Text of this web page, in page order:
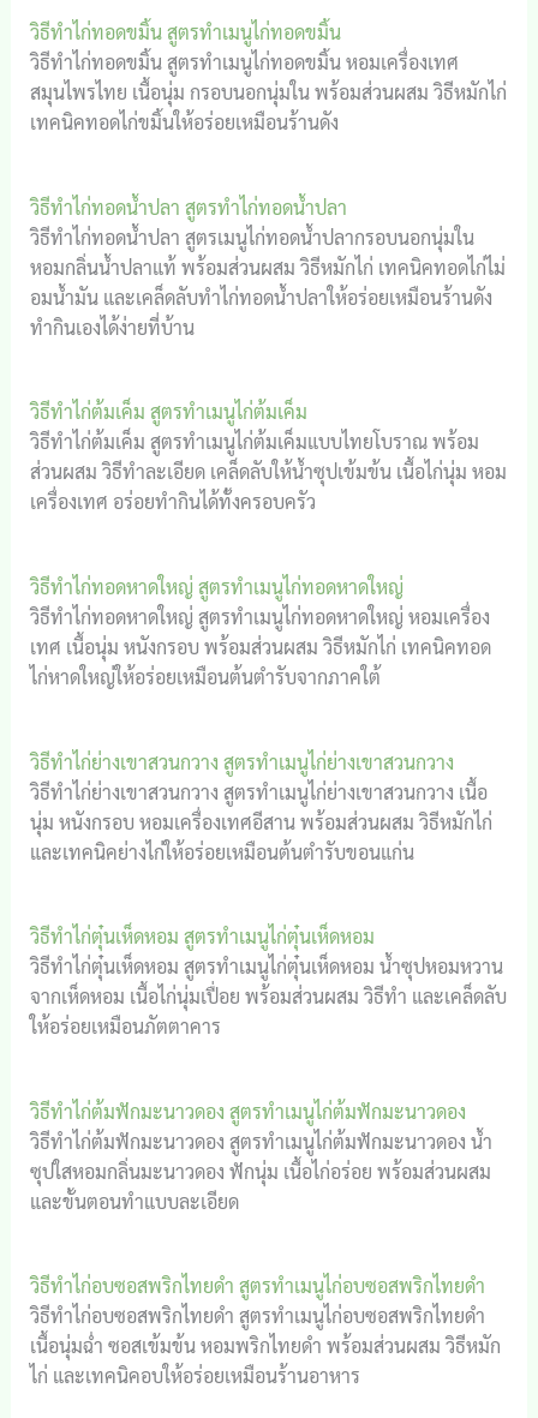
วิธีทำไก่ทอดขมิ้น สูตรทำเมนูไก่ทอดขมิ้น
วิธีทำไก่ทอดขมิ้น สูตรทำเมนูไก่ทอดขมิ้น หอมเครื่องเทศ
สมุนไพรไทย เนื้อนุ่ม กรอบนอกนุ่มใน พร้อมส่วนผสม วิธีหมักไก่
เทคนิคทอดไก่ขมิ้นให้อร่อยเหมือนร้านดัง
วิธีทำไก่ทอดน้ำปลา สูตรทำไก่ทอดน้ำปลา
วิธีทำไก่ทอดน้ำปลา สูตรเมนูไก่ทอดน้ำปลากรอบนอกนุ่มใน
หอมกลิ่นน้ำปลาแท้ พร้อมส่วนผสม วิธีหมักไก่ เทคนิคทอดไก่ไม่
อมน้ำมัน และเคล็ดลับทำไก่ทอดน้ำปลาให้อร่อยเหมือนร้านดัง
ทำกินเองได้ง่ายที่บ้าน
วิธีทำไก่ต้มเค็ม สูตรทำเมนูไก่ต้มเค็ม
วิธีทำไก่ต้มเค็ม สูตรทำเมนูไก่ต้มเค็มแบบไทยโบราณ พร้อม
ส่วนผสม วิธีทำละเอียด เคล็ดลับให้น้ำซุปเข้มข้น เนื้อไก่นุ่ม หอม
เครื่องเทศ อร่อยทำกินได้ทั้งครอบครัว
วิธีทำไก่ทอดหาดใหญ่ สูตรทำเมนูไก่ทอดหาดใหญ่
วิธีทำไก่ทอดหาดใหญ่ สูตรทำเมนูไก่ทอดหาดใหญ่ หอมเครื่อง
เทศ เนื้อนุ่ม หนังกรอบ พร้อมส่วนผสม วิธีหมักไก่ เทคนิคทอด
ไก่หาดใหญ่ให้อร่อยเหมือนต้นตำรับจากภาคใต้
วิธีทำไก่ย่างเขาสวนกวาง สูตรทำเมนูไก่ย่างเขาสวนกวาง
วิธีทำไก่ย่างเขาสวนกวาง สูตรทำเมนูไก่ย่างเขาสวนกวาง เนื้อ
นุ่ม หนังกรอบ หอมเครื่องเทศอีสาน พร้อมส่วนผสม วิธีหมักไก่
และเทคนิคย่างไก่ให้อร่อยเหมือนต้นตำรับขอนแก่น
วิธีทำไก่ตุ๋นเห็ดหอม สูตรทำเมนูไก่ตุ๋นเห็ดหอม
วิธีทำไก่ตุ๋นเห็ดหอม สูตรทำเมนูไก่ตุ๋นเห็ดหอม น้ำซุปหอมหวาน
จากเห็ดหอม เนื้อไก่นุ่มเปื่อย พร้อมส่วนผสม วิธีทำ และเคล็ดลับ
ให้อร่อยเหมือนภัตตาคาร
วิธีทำไก่ต้มฟักมะนาวดอง สูตรทำเมนูไก่ต้มฟักมะนาวดอง
วิธีทำไก่ต้มฟักมะนาวดอง สูตรทำเมนูไก่ต้มฟักมะนาวดอง น้ำ
ซุปใสหอมกลิ่นมะนาวดอง ฟักนุ่ม เนื้อไก่อร่อย พร้อมส่วนผสม
และขั้นตอนทำแบบละเอียด
วิธีทำไก่อบซอสพริกไทยดำ สูตรทำเมนูไก่อบซอสพริกไทยดำ
วิธีทำไก่อบซอสพริกไทยดำ สูตรทำเมนูไก่อบซอสพริกไทยดำ
เนื้อนุ่มฉ่ำ ซอสเข้มข้น หอมพริกไทยดำ พร้อมส่วนผสม วิธีหมัก
ไก่ และเทคนิคอบให้อร่อยเหมือนร้านอาหาร